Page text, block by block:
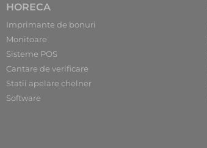
HORECA
Imprimante de bonuri
Monitoare
Sisteme POS
Cantare de verificare
Statii apelare chelner
Software